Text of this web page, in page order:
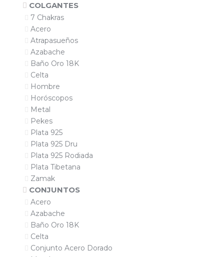
COLGANTES
7 Chakras
Acero
Atrapasueños
Azabache
Baño Oro 18K
Celta
Hombre
Horóscopos
Metal
Pekes
Plata 925
Plata 925 Dru
Plata 925 Rodiada
Plata Tibetana
Zamak
CONJUNTOS
Acero
Azabache
Baño Oro 18K
Celta
Conjunto Acero Dorado